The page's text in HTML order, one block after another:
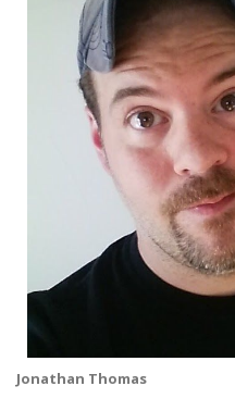
Jonathan Thomas